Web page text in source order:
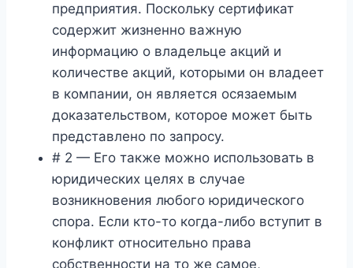
предприятия. Поскольку сертификат
содержит жизненно важную
информацию о владельце акций и
количестве акций, которыми он владеет
в компании, он является осязаемым
доказательством, которое может быть
представлено по запросу.
# 2 — Его также можно использовать в
юридических целях в случае
возникновения любого юридического
спора. Если кто-то когда-либо вступит в
конфликт относительно права
собственности на то же самое,